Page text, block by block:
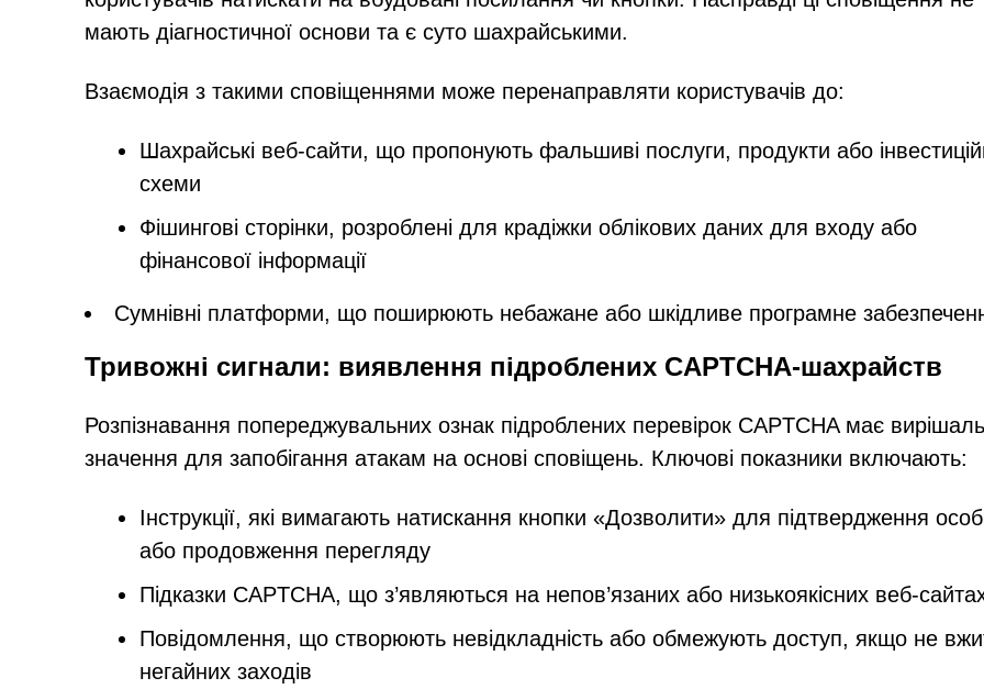
мають діагностичної основи та є суто шахрайськими.
Взаємодія з такими сповіщеннями може перенаправляти користувачів до:
Шахрайські веб-сайти, що пропонують фальшиві послуги, продукти або
схеми
Фішингові сторінки, розроблені для крадіжки облікових даних для входу або
фінансової інформації
Сумнівні платформи, що поширюють небажане або шкідливе програмне
Тривожні сигнали: виявлення підроблених CAPTCHA-шахрайств
Розпізнавання попереджувальних ознак підроблених перевірок CAPTCHA має
значення для запобігання атакам на основі сповіщень. Ключові показники включають:
Інструкції, які вимагають натискання кнопки «Дозволити» для підтвердження
або продовження перегляду
Підказки CAPTCHA, що з’являються на непов’язаних або низькоякісних веб-
Повідомлення, що створюють невідкладність або обмежують доступ, якщо не
негайних заходів